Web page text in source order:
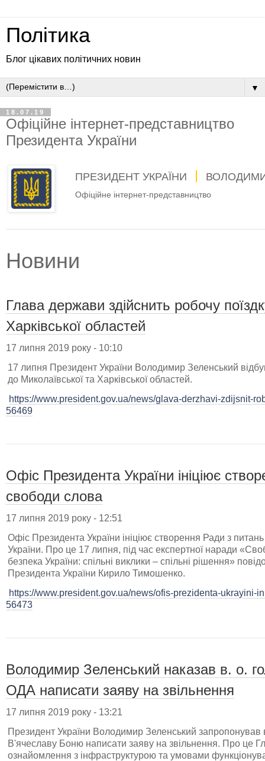
Політика
Блог цікавих політичних новин
▼
18.07.19
Офіційне інтернет-представництво
Президента України
ПРЕЗИДЕНТ УКРАЇНИ
Офіційне інтернет-представництво
Новини
Глава держави здійснить робочу
Харківської областей
17 липня 2019 року - 10:10
17 липня Президент України Володимир Зеленський
до Миколаївської та Харківської областей.
https://www.president.gov.ua/news/glava-derzhavi-zdijsnit-
56469
Офіс Президента України ініціює
свободи слова
17 липня 2019 року - 12:51
Офіс Президента України ініціює створення Ради з
України. Про це 17 липня, під час експертної наради
безпека України: спільні виклики – спільні рішення»
Президента України Кирило Тимошенко.
https://www.president.gov.ua/news/ofis-prezidenta-ukrayini-
56473
Володимир Зеленський наказав в. о.
ОДА написати заяву на звільнення
17 липня 2019 року - 13:21
Президент України Володимир Зеленський запропонував
В'ячеславу Боню написати заяву на звільнення. Про це
ознайомлення з інфраструктурою та умовами